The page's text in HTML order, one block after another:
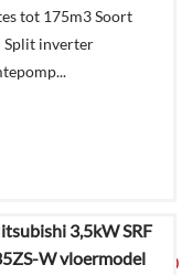
tot 175m3 Soort
inverter
€1.944,47
€1.025,00
3,5kW SRF
W vloermodel